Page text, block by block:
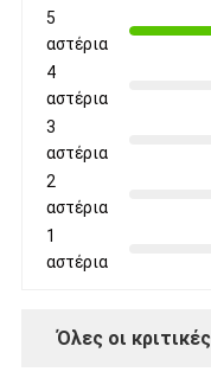
5
αστέρια
4
αστέρια
3
αστέρια
2
αστέρια
1
αστέρια
Όλες οι κριτικές